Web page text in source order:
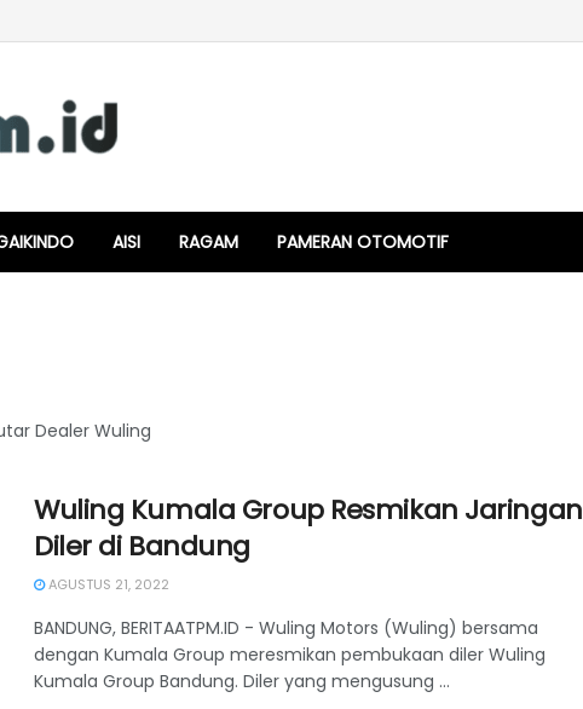
AISI RAGAM PAMERAN OTOMOTIF
Dealer Wuling
Wuling Kumala Group Resmikan Jaringan
Diler di Bandung
AGUSTUS 21, 2022
BANDUNG, BERITAATPM.ID - Wuling Motors (Wuling) bersama
dengan Kumala Group meresmikan pembukaan diler Wuling
Kumala Group Bandung. Diler yang mengusung ...